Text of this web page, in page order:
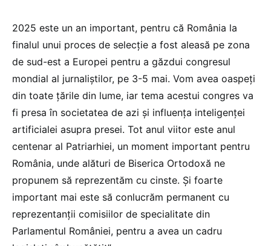
2025 este un an important, pentru că România la
finalul unui proces de selecție a fost aleasă pe zona
de sud-est a Europei pentru a găzdui congresul
mondial al jurnaliștilor, pe 3-5 mai. Vom avea oaspeți
din toate țările din lume, iar tema acestui congres va
fi presa în societatea de azi și influența inteligenței
artificialei asupra presei. Tot anul viitor este anul
centenar al Patriarhiei, un moment important pentru
România, unde alături de Biserica Ortodoxă ne
propunem să reprezentăm cu cinste. Și foarte
important mai este să conlucrăm permanent cu
reprezentanții comisiilor de specialitate din
Parlamentul României, pentru a avea un cadru